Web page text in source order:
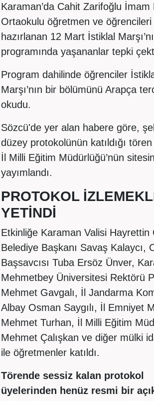
Karaman’da Cahit Zarifoğlu İmam
Ortaokulu öğretmen ve öğrencileri
hazırlanan 12 Mart İstiklal
programında yaşananlar tepki
Program dahilinde öğrenciler
Marşı’nın bir bölümünü Arapça
okudu.
Sözcü'de yer alan habere göre,
düzey protokolünün katıldığı
İl Milli Eğitim Müdürlüğü’nün
yayımlandı.
PROTOKOL
YETİNDİ
Etkinliğe Karaman Valisi Hayrettin
Belediye Başkanı Savaş Kalaycı,
Başsavcısı Tuba Ersöz Ünver,
Mehmetbey Üniversitesi Rektörü
Mehmet Gavgalı, İl Jandarma
Albay Osman Saygılı, İl Emniyet
Mehmet Turhan, İl Milli Eğitim
Mehmet Çalışkan ve diğer mülki
ile öğretmenler katıldı.
Törende sessiz kalan protokol
üyelerinden henüz resmi bir